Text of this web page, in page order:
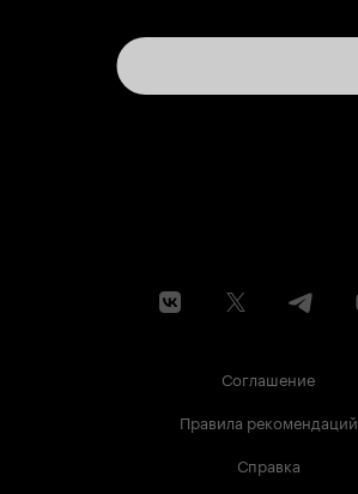
Соглашение
Правила рекомендаций
Справка